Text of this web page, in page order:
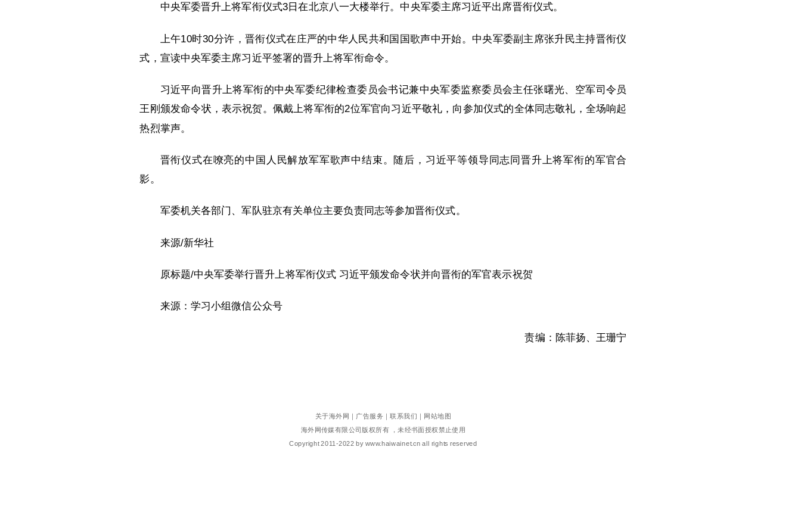
中央军委晋升上将军衔仪式3日在北京八一大楼举行。中央军委主席习近平出席晋衔仪式。
上午10时30分许，晋衔仪式在庄严的中华人民共和国国歌声中开始。中央军委副主席张升民主持晋衔仪
式，宣读中央军委主席习近平签署的晋升上将军衔命令。
习近平向晋升上将军衔的中央军委纪律检查委员会书记兼中央军委监察委员会主任张曙光、空军司令员
王刚颁发命令状，表示祝贺。佩戴上将军衔的2位军官向习近平敬礼，向参加仪式的全体同志敬礼，全场响起
热烈掌声。
晋衔仪式在嘹亮的中国人民解放军军歌声中结束。随后，习近平等领导同志同晋升上将军衔的军官合
影。
军委机关各部门、军队驻京有关单位主要负责同志等参加晋衔仪式。
来源/新华社
原标题/中央军委举行晋升上将军衔仪式 习近平颁发命令状并向晋衔的军官表示祝贺
来源：学习小组微信公众号
责编：陈菲扬、王珊宁
关于海外网 ｜ 广告服务｜联系我们 ｜ 网站地图
海外网传媒有限公司版权所有 ，未经书面授权禁止使用
Copyright2011-2022 by www.haiwainet.cn all rights reserved